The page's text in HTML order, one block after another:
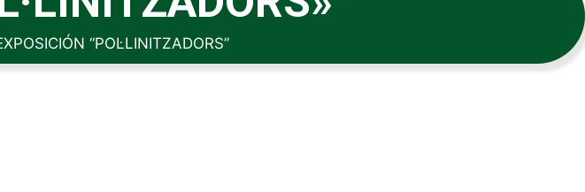
“POL·LINITZADORS”